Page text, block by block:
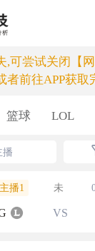
,可尝试关闭【
者前往APP获取
篮球 LOL
播
主播1 未
VS